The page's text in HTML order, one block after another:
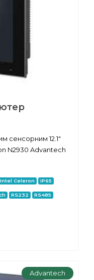
сенсорним 12.1"
N2930 Advantech
Intel Celeron IP65
RS232 RS485
Advantech